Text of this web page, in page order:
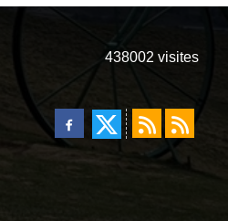
438002 visites